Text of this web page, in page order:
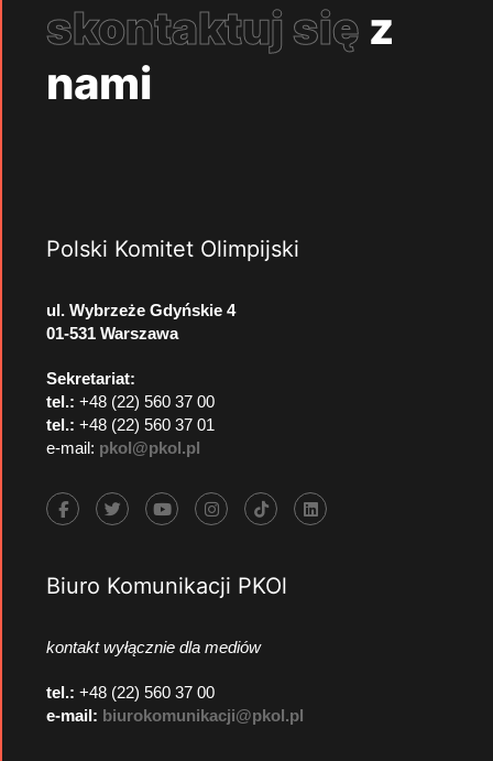
skontaktuj się z
nami
Polski Komitet Olimpijski
ul. Wybrzeże Gdyńskie 4
01-531 Warszawa
Sekretariat:
tel.: +48 (22) 560 37 00
tel.: +48 (22) 560 37 01
e-mail: pkol@pkol.pl
Biuro Komunikacji PKOl
kontakt wyłącznie dla mediów
tel.: +48 (22) 560 37 00
e-mail: biurokomunikacji@pkol.pl